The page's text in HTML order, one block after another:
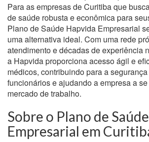
Para as empresas de Curitiba que
de saúde robusta e econômica para
Plano de Saúde Hapvida Empresarial
uma alternativa ideal. Com uma rede
atendimento e décadas de experiência
a Hapvida proporciona acesso ágil e
médicos, contribuindo para a
funcionários e ajudando a empresa a
mercado de trabalho.
Sobre o Plano de
Empresarial em